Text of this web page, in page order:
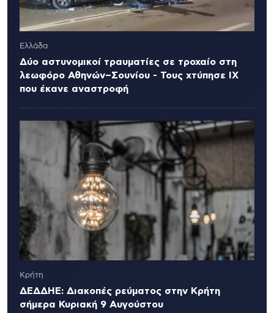
Ελλάδα
Δύο αστυνομικοί τραυματίες σε τροχαίο στη
λεωφόρο Αθηνών–Σουνίου - Τους χτύπησε ΙΧ
που έκανε αναστροφή
Κρήτη
ΔΕΔΔΗΕ: Διακοπές ρεύματος στην Κρήτη
σήμερα Κυριακή 9 Αυγούστου